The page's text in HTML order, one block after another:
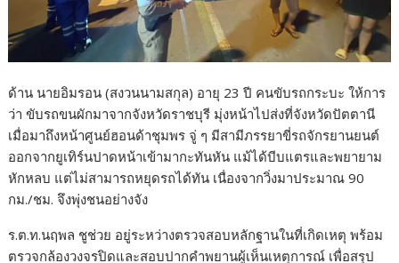
ด้าน นายอิมรอน (สงวนนามสกุล) อายุ 23 ปี คนขับรถกระบะ ให้การ
ว่า ขับรถขนผักมาจากจังหวัดราชบุรี มุ่งหน้าไปส่งที่จังหวัดปัตตานี
เมื่อมาถึงหน้าศูนย์ฮอนด้าชุมพร จู่ ๆ มีสามีภรรยาขี่รถจักรยานยนต์
ออกจากยูเทิร์นปาดหน้าเข้ามากะทันหัน แม้ได้บีบแตรและพยายาม
หักหลบ แต่ไม่สามารถหยุดรถได้ทัน เนื่องจากวิ่งมาประมาณ 90
กม./ชม. จึงพุ่งชนอย่างจัง
ร.ต.ท.นฤพล ชูช่วย อยู่ระหว่างตรวจสอบหลักฐานในที่เกิดเหตุ พร้อม
ตรวจกล้องวงจรปิดและสอบปากคำพยานผู้เห็นเหตุการณ์ เพื่อสรุป